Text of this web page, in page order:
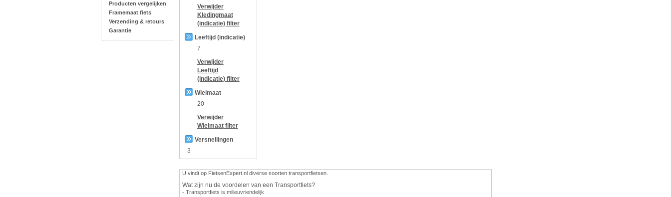
Producten vergelijken
Framemaat fiets
Verzending & retours
Garantie
Verwijder
Kledingmaat
(indicatie)filter
Leeftijd (indicatie)
7
Verwijder
Leeftijd
(indicatie)filter
Wielmaat
20
Verwijder
Wielmaatfilter
Versnellingen
3
U vindt op FietsenExpert.nl diverse soorten transportfietsen.
Wat zijn nu de voordelen van een Transportfiets?
- Transportfiets is milieuvriendelijk